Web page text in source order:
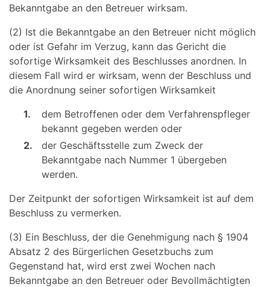
Bekanntgabe an den Betreuer wirksam.
(2) Ist die Bekanntgabe an den Betreuer nicht möglich
oder ist Gefahr im Verzug, kann das Gericht die
sofortige Wirksamkeit des Beschlusses anordnen. In
diesem Fall wird er wirksam, wenn der Beschluss und
die Anordnung seiner sofortigen Wirksamkeit
1.
dem Betroffenen oder dem Verfahrenspfleger
bekannt gegeben werden oder
2.
der Geschäftsstelle zum Zweck der
Bekanntgabe nach Nummer 1 übergeben
werden.
Der Zeitpunkt der sofortigen Wirksamkeit ist auf dem
Beschluss zu vermerken.
(3) Ein Beschluss, der die Genehmigung nach § 1904
Absatz 2 des Bürgerlichen Gesetzbuchs zum
Gegenstand hat, wird erst zwei Wochen nach
Bekanntgabe an den Betreuer oder Bevollmächtigten